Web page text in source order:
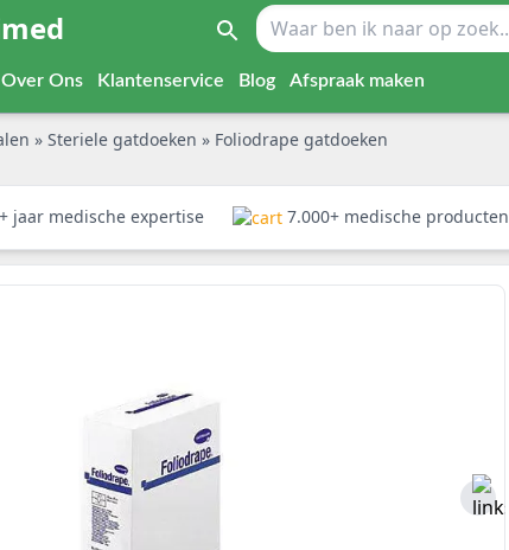
Over Ons Klantenservice Blog Afspraak maken
» Steriele gatdoeken » Foliodrape gatdoeken
jaar medische expertise 7.000+ medische producten